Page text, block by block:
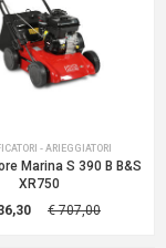
- ARIEGGIATORI
Marina S 390 B B&S
XR750
€ 707,00